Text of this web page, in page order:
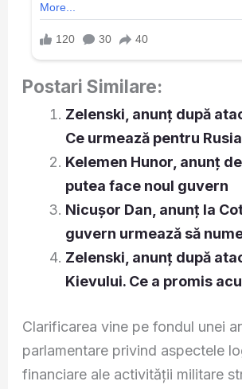
Postari Similare:
Zelenski, anunț după
Ce urmează pentru Rusia
Kelemen Hunor, anunț
putea face noul guvern
Nicușor Dan, anunț la
guvern urmează să
Zelenski, anunț după
Kievului. Ce a promis
Clarificarea vine pe fondul unei
parlamentare privind aspectele
financiare ale activității militare